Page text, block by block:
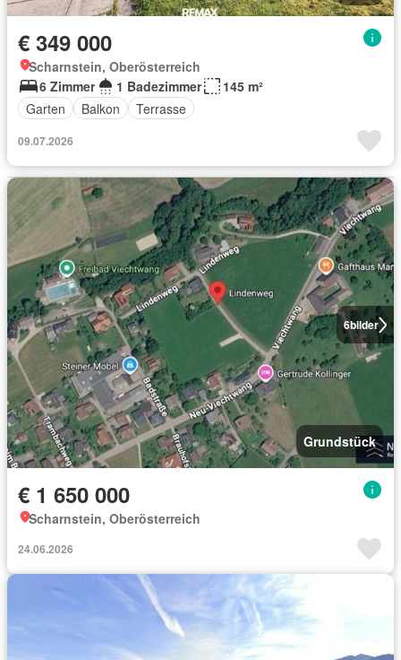
€ 349 000
Scharnstein, Oberösterreich
6 Zimmer
1 Badezimmer
145 m²
Garten
Balkon Terrasse
09.07.2026
6bilder
Grundstück
€ 1 650 000
Scharnstein, Oberösterreich
24.06.2026